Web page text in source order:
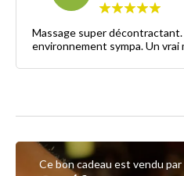
Massage super
environnement sympa. Un vrai
Ce bon cadeau est vendu par